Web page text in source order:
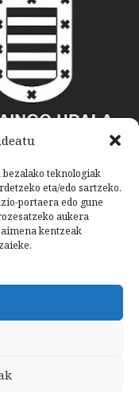
teknologiak
eta/edo sartzeko.
portaera edo gune
aukera
kentzeak